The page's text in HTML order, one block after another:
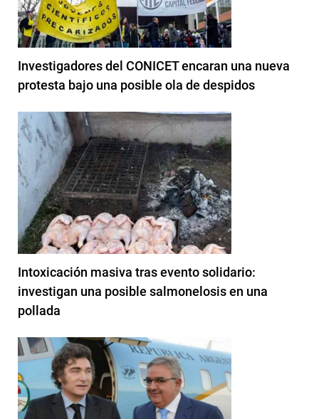
Investigadores del CONICET encaran una nueva
protesta bajo una posible ola de despidos
Intoxicación masiva tras evento solidario:
investigan una posible salmonelosis en una
pollada